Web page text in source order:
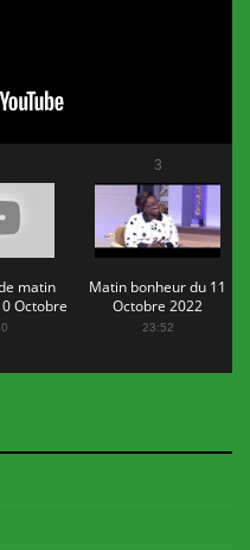
matin
Octobre
3
Matin bonheur du 11
Octobre 2022
23:52